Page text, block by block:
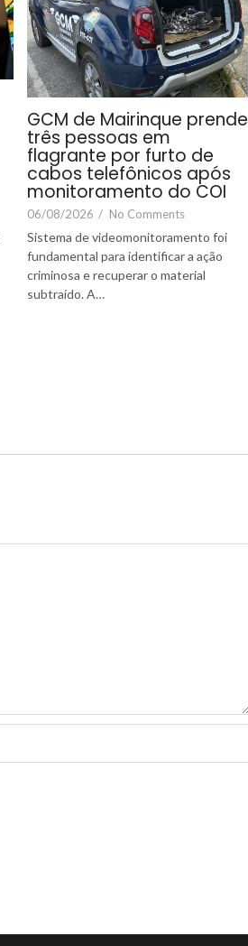
GCM de Mairinque prende
três pessoas em
flagrante por furto de
cabos telefônicos após
monitoramento do COI
06/08/2026 / No Comments
Sistema de videomonitoramento foi
fundamental para identificar a ação
criminosa e recuperar o material
subtraído. A…